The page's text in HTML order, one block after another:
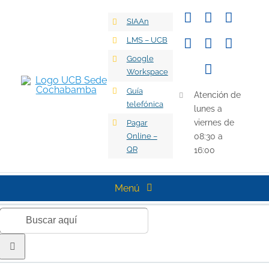
SIAAn
LMS – UCB
Google
Workspace
Guía
telefónica
Pagar
Online –
QR
Atención de
lunes a
viernes de
08:30 a
16:00
Menú
Universidad
Oferta Académica